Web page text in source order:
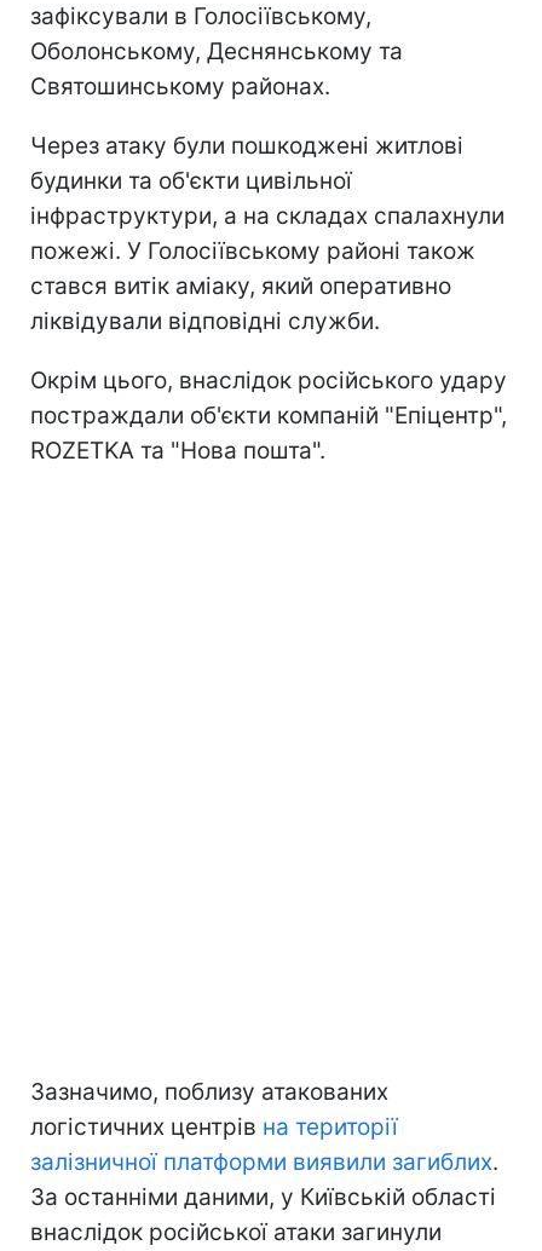
зафіксували в Голосіївському,
Оболонському, Деснянському та
Святошинському районах.
Через атаку були пошкоджені житлові
будинки та об'єкти цивільної
інфраструктури, а на складах спалахнули
пожежі. У Голосіївському районі також
стався витік аміаку, який оперативно
ліквідували відповідні служби.
Окрім цього, внаслідок російського удару
постраждали об'єкти компаній "Епіцентр",
ROZETKA та "Нова пошта".
Зазначимо, поблизу атакованих
логістичних центрів на території
залізничної платформи виявили загиблих.
За останніми даними, у Київській області
внаслідок російської атаки загинули